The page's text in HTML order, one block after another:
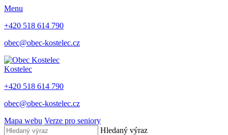
Menu
+420 518 614 790
obec@obec-kostelec.cz
Kostelec
+420 518 614 790
obec@obec-kostelec.cz
Mapa webu Verze pro seniory
Hledaný výraz